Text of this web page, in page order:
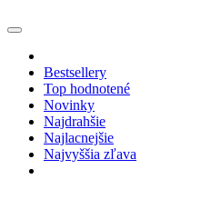
Bestsellery
Top hodnotené
Novinky
Najdrahšie
Najlacnejšie
Najvyššia zľava